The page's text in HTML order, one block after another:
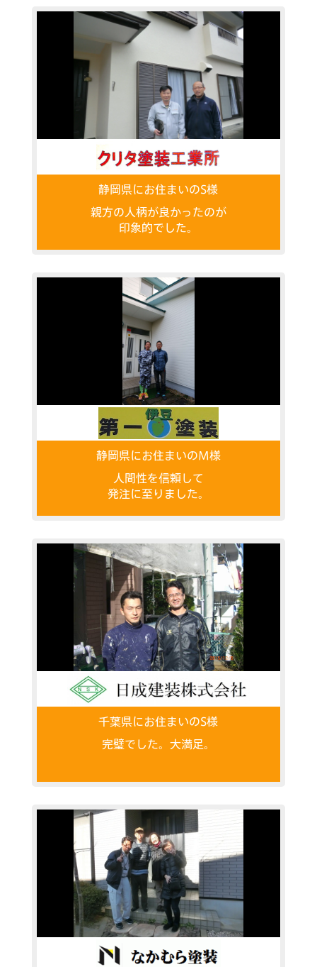
静岡県にお住まいのS様
親方の人柄が良かったのが
印象的でした。
静岡県にお住まいのM様
人間性を信頼して
発注に至りました。
千葉県にお住まいのS様
完璧でした。大満足。